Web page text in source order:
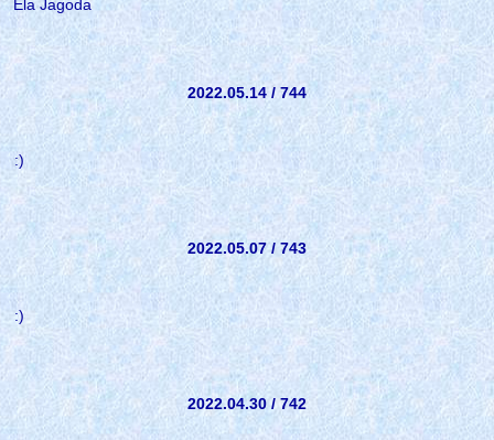
Ela Jagoda
2022.05.14 / 744
:)
2022.05.07 / 743
:)
2022.04.30 / 742